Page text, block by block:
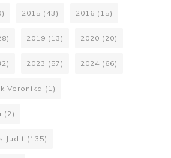
2015 (43) 2016 (15)
2019 (13) 2020 (20)
2023 (57) 2024 (66)
Veronika (1)
(2)
Judit (135)